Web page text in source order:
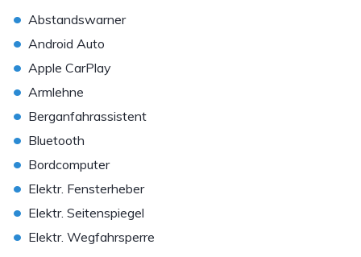
• Abstandswarner
• Android Auto
• Apple CarPlay
• Armlehne
• Berganfahrassistent
• Bluetooth
• Bordcomputer
• Elektr. Fensterheber
• Elektr. Seitenspiegel
• Elektr. Wegfahrsperre